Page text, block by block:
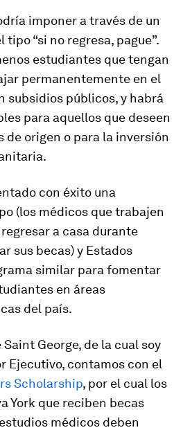
imponer a través de un
“si no regresa, pague”.
estudiantes que tengan
permanentemente en el
subsidios públicos, y habrá
para aquellos que deseen
de origen o para la inversión
con éxito una
(los médicos que trabajen
a casa durante
sus becas) y Estados
similar para fomentar
en áreas
del país.
George, de la cual soy
Ejecutivo, contamos con el
Scholarship, por el cual los
York que reciben becas
médicos deben